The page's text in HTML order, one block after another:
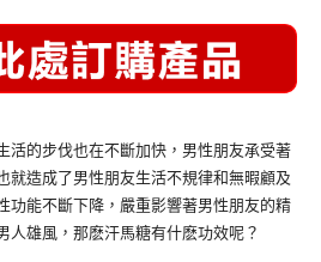
活的步伐也在不斷加快，男性朋友承受著
就造成了男性朋友生活不規律和無暇顧及
功能不斷下降，嚴重影響著男性朋友的精
人雄風，那麽汗馬糖有什麽功效呢？